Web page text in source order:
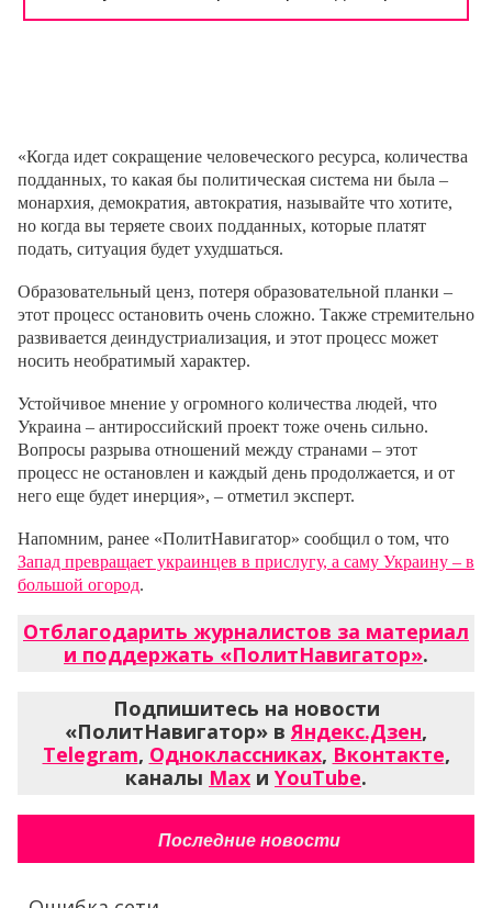
«Когда идет сокращение человеческого ресурса, количества
подданных, то какая бы политическая система ни была –
монархия, демократия, автократия, называйте что хотите,
но когда вы теряете своих подданных, которые платят
подать, ситуация будет ухудшаться.
Образовательный ценз, потеря образовательной планки –
этот процесс остановить очень сложно. Также стремительно
развивается деиндустриализация, и этот процесс может
носить необратимый характер.
Устойчивое мнение у огромного количества людей, что
Украина – антироссийский проект тоже очень сильно.
Вопросы разрыва отношений между странами – этот
процесс не остановлен и каждый день продолжается, и от
него еще будет инерция», – отметил эксперт.
Напомним, ранее «ПолитНавигатор» сообщил о том, что
Запад превращает украинцев в прислугу, а саму Украину – в
большой огород.
Отблагодарить журналистов за материал
и поддержать «ПолитНавигатор».
Подпишитесь на новости
«ПолитНавигатор» вЯндекс.Дзен,
Telegram, Одноклассниках, Вконтакте,
каналы Max и YouTube.
Последние новости